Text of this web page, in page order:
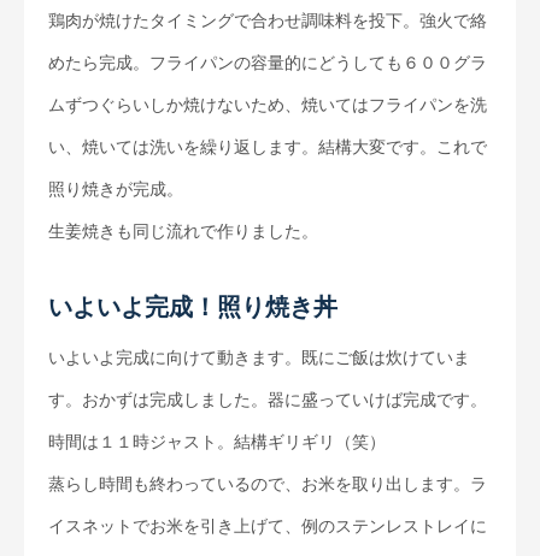
鶏肉が焼けたタイミングで合わせ調味料を投下。強火で絡
めたら完成。フライパンの容量的にどうしても６００グラ
ムずつぐらいしか焼けないため、焼いてはフライパンを洗
い、焼いては洗いを繰り返します。結構大変です。これで
照り焼きが完成。
生姜焼きも同じ流れで作りました。
いよいよ完成！照り焼き丼
いよいよ完成に向けて動きます。既にご飯は炊けていま
す。おかずは完成しました。器に盛っていけば完成です。
時間は１１時ジャスト。結構ギリギリ（笑）
蒸らし時間も終わっているので、お米を取り出します。ラ
イスネットでお米を引き上げて、例のステンレストレイに